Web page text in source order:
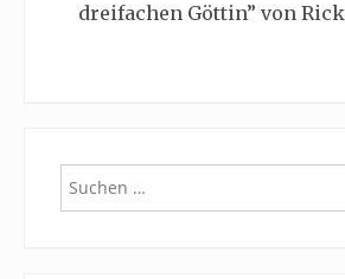
dreifachen Göttin” von
Suchen
nach: